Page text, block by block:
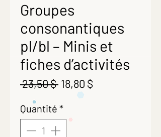
Groupes
consonantiques
pl/bl – Minis et
fiches d’activités
23,50 $ Prix
original
18,80 $
Quantité *